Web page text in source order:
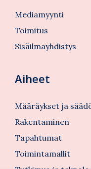
Mediamyynti
Toimitus
Sisäilmayhdistys
Aiheet
Määräykset ja
Rakentaminen
Tapahtumat
Toimintamallit